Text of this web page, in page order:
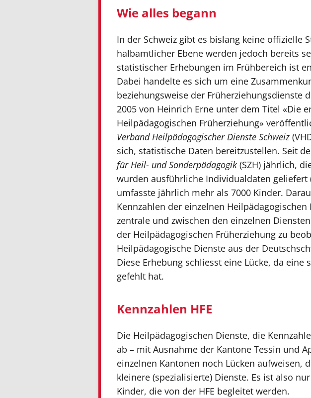
Wie alles begann
In der Schweiz gibt es bislang keine offizielle
halbamtlicher Ebene werden jedoch bereits
statistischer Erhebungen im Frühbereich ist
Dabei handelte es sich um eine
beziehungsweise der Früherziehungsdienste
2005 von Heinrich Erne unter dem Titel «Die
Heilpädagogischen Früherziehung»
Verband Heilpädagogischer Dienste Schweiz
sich, statistische Daten bereitzustellen. Seit
für Heil- und Sonderpädagogik(SZH) jährlich,
wurden ausführliche Individualdaten geliefert
umfasste jährlich mehr als 7000 Kinder.
Kennzahlen der einzelnen
zentrale und zwischen den einzelnen
der Heilpädagogischen Früherziehung zu
Heilpädagogische Dienste aus der
Diese Erhebung schliesst eine Lücke, da
gefehlt hat.
Kennzahlen HFE
Die Heilpädagogischen Dienste, die
ab – mit Ausnahme der Kantone Tessin und
einzelnen Kantonen noch Lücken
kleinere (spezialisierte) Dienste. Es ist also
Kinder, die von der HFE begleitet werden.